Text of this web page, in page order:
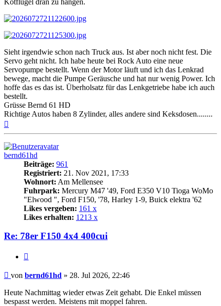
Sieht irgendwie schon nach Truck aus. Ist aber noch nicht fest. Die
Servo geht nicht. Ich habe heute bei Rock Auto eine neue
Servopumpe bestellt. Wenn der Motor läuft und ich das Lenkrad
bewege, macht die Pumpe Geräusche und hat nur wenig Power. Ich
hoffe das es das ist. Überholsatz für das Lenkgetriebe habe ich auch
bestellt.
Grüsse Bernd 61 HD
Richtige Autos haben 8 Zylinder, alles andere sind Keksdosen........
bernd61hd
Beiträge: 961
Registriert: 21. Nov 2021, 17:33
Wohnort: Am Mellensee
Fuhrpark: Mercury M47 '49, Ford E350 V10 Tioga WoMo
"Elwood ", Ford F150, '78, Harley 1-9, Buick elektra '62
Likes vergeben: 161 x
Likes erhalten: 1213 x
Re: 78er F150 4x4 400cui
Beitrag
von bernd61hd » 28. Jul 2026, 22:46
Heute Nachmittag wieder etwas Zeit gehabt. Die Enkel müssen
bespasst werden. Meistens mit moppel fahren.